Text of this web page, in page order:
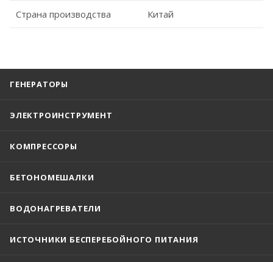
Страна производства Китай
ГЕНЕРАТОРЫ
ЭЛЕКТРОИНСТРУМЕНТ
КОМПРЕССОРЫ
БЕТОНОМЕШАЛКИ
ВОДОНАГРЕВАТЕЛИ
ИСТОЧНИКИ БЕСПЕРЕБОЙНОГО ПИТАНИЯ